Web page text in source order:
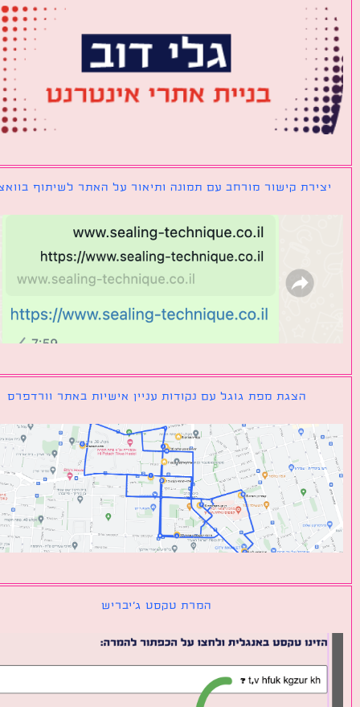
קישור מורחב עם תמונה ותיאור על האתר לשיתוף בוואצאפ
הצגת מפת גוגל עם נקודות עניין אישיות באתר וורדפרס
המרת טקסט ג׳יבריש